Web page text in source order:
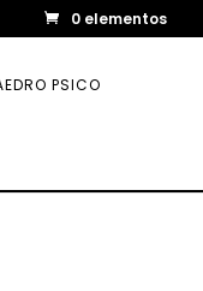
0 elementos
PSICO